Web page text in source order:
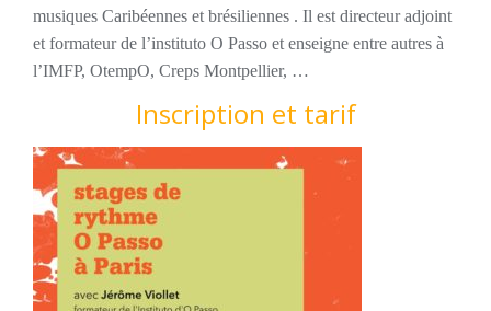
musiques Caribéennes et brésiliennes . Il est directeur adjoint
et formateur de l’instituto O Passo et enseigne entre autres à
l’IMFP, OtempO, Creps Montpellier, …
Inscription et tarif